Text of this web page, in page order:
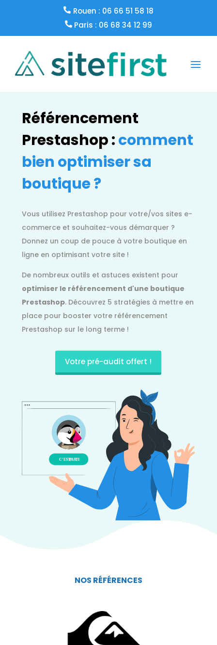
Rouen : 06 66 51 58 18
Paris : 06 68 34 12 99
Référencement
Prestashop :comment
bien optimiser sa
boutique ?
Vous utilisez Prestashop pour votre/vos sites e-
commerce et souhaitez-vous démarquer ?
Donnez un coup de pouce à votre boutique en
ligne en optimisant votre site !
De nombreux outils et astuces existent pour
optimiser le référencement d'une boutique
Prestashop. Découvrez 5 stratégies à mettre en
place pour booster votre référencement
Prestashop sur le long terme !
Votre pré-audit offert !
NOS RÉFÉRENCES